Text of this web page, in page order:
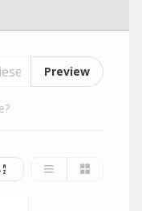
Preview